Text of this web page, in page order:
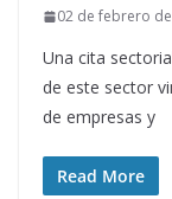
02 de febrero
Una cita
de este sector
de empresas y
Read More